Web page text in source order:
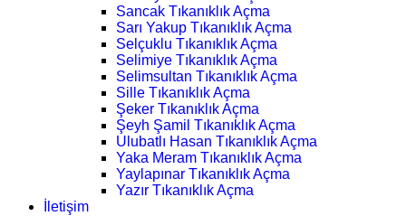
Sancak Tıkanıklık Açma
Sarı Yakup Tıkanıklık Açma
Selçuklu Tıkanıklık Açma
Selimiye Tıkanıklık Açma
Selimsultan Tıkanıklık Açma
Sille Tıkanıklık Açma
Şeker Tıkanıklık Açma
Şeyh Şamil Tıkanıklık Açma
Ulubatlı Hasan Tıkanıklık Açma
Yaka Meram Tıkanıklık Açma
Yaylapınar Tıkanıklık Açma
Yazır Tıkanıklık Açma
İletişim